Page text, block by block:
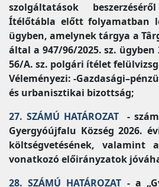
szolgáltatások
Ítélőtábla előtt folyamatban
ügyben, amelynek tárgya a
által a 947/96/2025. sz. ügyben
56/A. sz. polgári ítélet
Véleményezi: -
és urbanisztikai bizottság;
27. SZÁMÚ HATÁROZAT -
Gyergyóújfalu Község 2026.
költségvetésének, valamint
vonatkozó előirányzatok
28. SZÁMÚ HATÁROZAT - a